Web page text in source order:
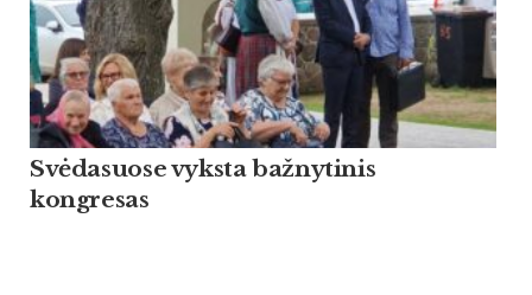
Svėdasuose vyksta bažnytinis
kongresas